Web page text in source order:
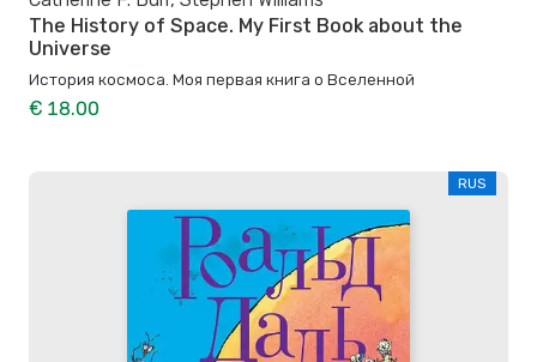
The History of Space. My First Book about the
Universe
История космоса. Моя первая книга о Вселенной
€ 18.00
RUS